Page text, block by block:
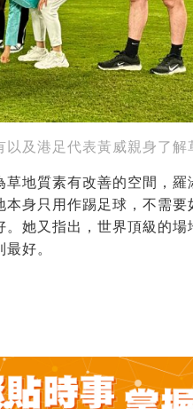
及港足代表黃威親身了解
地質素有改善的空間，
身只用作踢足球，不需要
她又指出，世界頂級的
好。